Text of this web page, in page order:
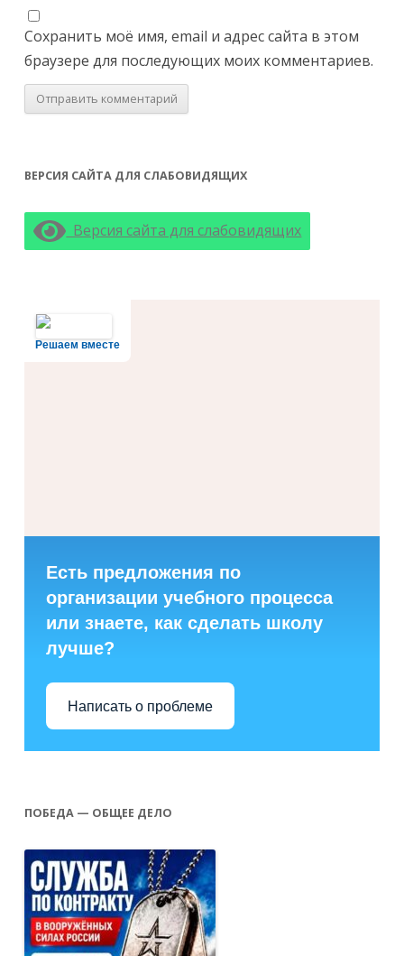
Сохранить моё имя, email и адрес сайта в этом
браузере для последующих моих комментариев.
ВЕРСИЯ САЙТА ДЛЯ СЛАБОВИДЯЩИХ
Версия сайта для слабовидящих
Решаем вместе
Есть предложения по
организации учебного процесса
или знаете, как сделать школу
лучше?
Написать о проблеме
ПОБЕДА — ОБЩЕЕ ДЕЛО